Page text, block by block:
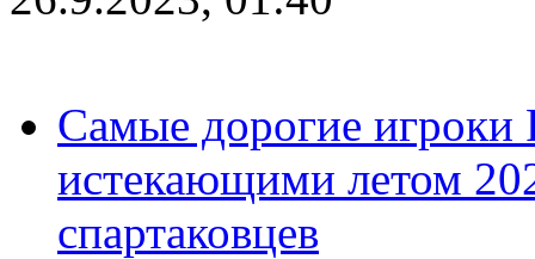
Самые дорогие игроки
истекающими летом
спартаковцев